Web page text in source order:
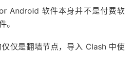
Android 软件本身并不是付费软
。
仅是翻墙节点，导入 Clash 中使